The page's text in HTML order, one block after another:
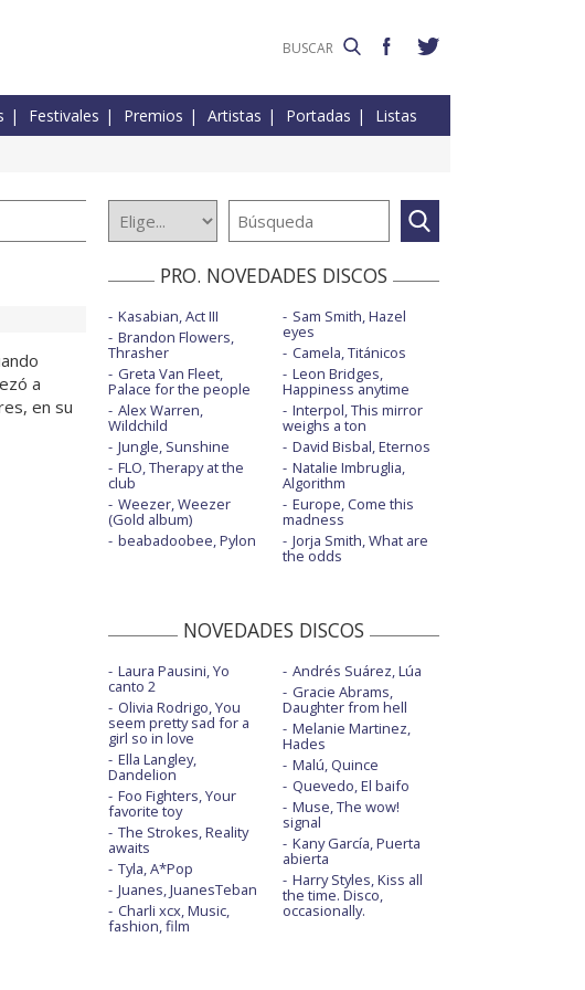
Festivales Premios Artistas Portadas Listas
a
en su
PRO. NOVEDADES DISCOS
Kasabian, Act III
Brandon Flowers,
Thrasher
Greta Van Fleet,
Palace for the people
Alex Warren,
Wildchild
Jungle, Sunshine
FLO, Therapy at the
club
Weezer, Weezer
(Gold album)
beabadoobee, Pylon
Sam Smith, Hazel
eyes
Camela, Titánicos
Leon Bridges,
Happiness anytime
Interpol, This mirror
weighs a ton
David Bisbal, Eternos
Natalie Imbruglia,
Algorithm
Europe, Come this
madness
Jorja Smith, What are
the odds
NOVEDADES DISCOS
Laura Pausini, Yo
canto 2
Olivia Rodrigo, You
seem pretty sad for a
girl so in love
Ella Langley,
Dandelion
Foo Fighters, Your
favorite toy
The Strokes, Reality
awaits
Tyla, A*Pop
Juanes, JuanesTeban
Charli xcx, Music,
fashion, film
Andrés Suárez, Lúa
Gracie Abrams,
Daughter from hell
Melanie Martinez,
Hades
Malú, Quince
Quevedo, El baifo
Muse, The wow!
signal
Kany García, Puerta
abierta
Harry Styles, Kiss all
the time. Disco,
occasionally.